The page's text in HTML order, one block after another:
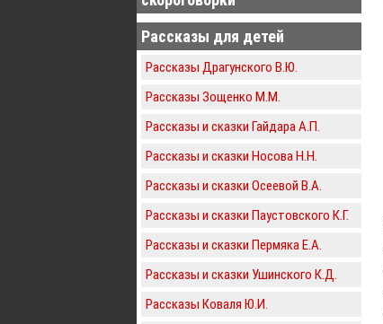
Рассказы для детей
Рассказы Драгунского В.Ю.
Рассказы Зощенко М.М.
Рассказы и сказки Гайдара А.П.
Рассказы и сказки Носова Н.Н.
Рассказы и сказки Осеевой В.А.
Рассказы и сказки Паустовского К.Г.
Рассказы и сказки Пермяка Е.А.
Рассказы и сказки Ушинского К.Д.
Рассказы Коваля Ю.И.